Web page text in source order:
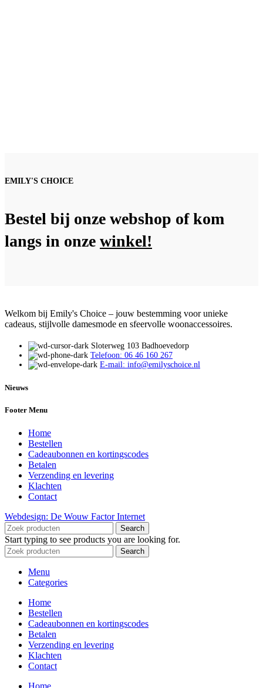
EMILY'S CHOICE
Bestel bij onze webshop of kom
langs in onze winkel!
Welkom bij Emily's Choice – jouw bestemming voor unieke
cadeaus, stijlvolle damesmode en sfeervolle woonaccessoires.
Sloterweg 103 Badhoevedorp
Telefoon: 06 46 160 267
E-mail: info@emilyschoice.nl
Nieuws
Footer Menu
Home
Bestellen
Cadeaubonnen en kortingscodes
Betalen
Verzending en levering
Klachten
Contact
Webdesign: De Wouw Factor Internet
Search
Start typing to see products you are looking for.
Search
Menu
Categories
Home
Bestellen
Cadeaubonnen en kortingscodes
Betalen
Verzending en levering
Klachten
Contact
Home